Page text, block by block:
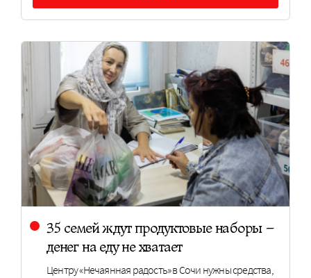
35 семей ждут продуктовые наборы –
денег на еду не хватает
Центру «Нечаянная радость» в Сочи нужны средства,